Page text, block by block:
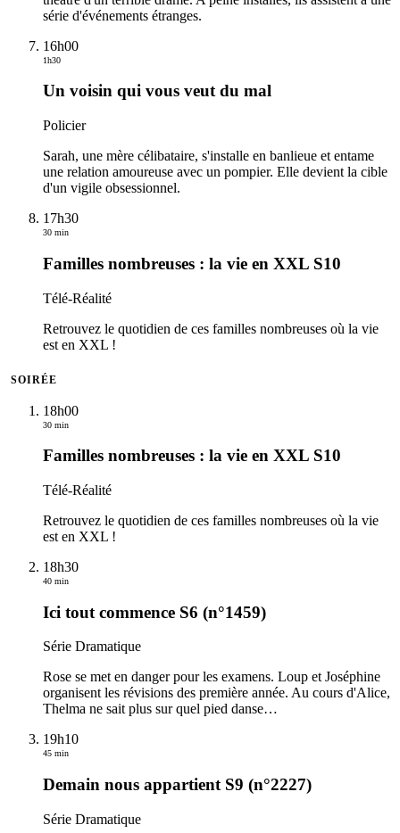
série d'événements étranges.
16h00
1h30
Un voisin qui vous veut du mal
Policier
Sarah, une mère célibataire, s'installe en banlieue et entame
une relation amoureuse avec un pompier. Elle devient la cible
d'un vigile obsessionnel.
17h30
30 min
Familles nombreuses : la vie en XXL S10
Télé-Réalité
Retrouvez le quotidien de ces familles nombreuses où la vie
est en XXL !
SOIRÉE
18h00
30 min
Familles nombreuses : la vie en XXL S10
Télé-Réalité
Retrouvez le quotidien de ces familles nombreuses où la vie
est en XXL !
18h30
40 min
Ici tout commence S6 (n°1459)
Série Dramatique
Rose se met en danger pour les examens. Loup et Joséphine
organisent les révisions des première année. Au cours d'Alice,
Thelma ne sait plus sur quel pied danse…
19h10
45 min
Demain nous appartient S9 (n°2227)
Série Dramatique